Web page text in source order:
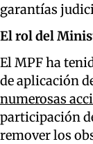
garantías
El rol del
El MPF ha
de aplicación
numerosas
participación
remover los